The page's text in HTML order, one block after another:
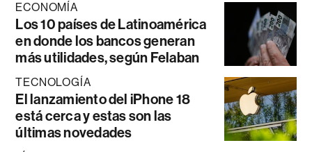
ECONOMÍA
Los 10 países de Latinoamérica
en donde los bancos generan
más utilidades, según Felaban
TECNOLOGÍA
El lanzamiento del iPhone 18
está cerca y estas son las
últimas novedades